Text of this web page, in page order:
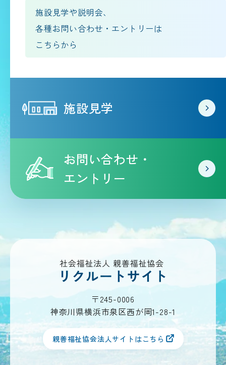
施設見学や説明会、
各種お問い合わせ・エントリーは
こちらから
施設見学
お問い合わせ・
エントリー
〒245-0006
神奈川県横浜市泉区西が岡1-28-1
親善福祉協会法人サイトはこちら